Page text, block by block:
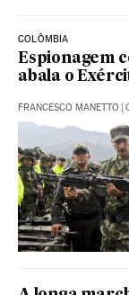
COLÔMBIA
Espionagem
abala o
FRANCESCO MANETTO |